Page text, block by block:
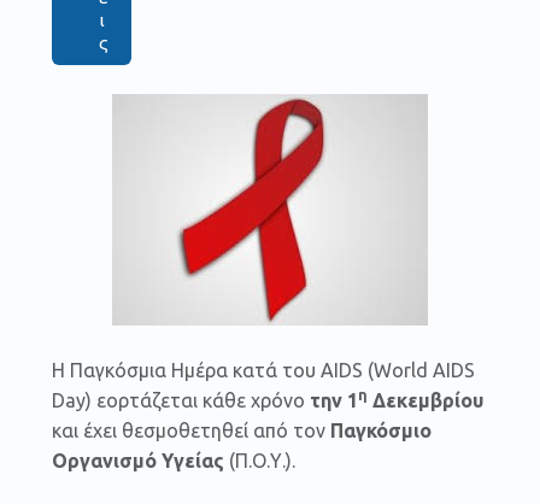
ι
ς
Η Παγκόσμια Ημέρα κατά του AIDS (World AIDS
Day) εορτάζεται κάθε χρόνο την 1 η Δεκεμβρίου
και έχει θεσμοθετηθεί από τον Παγκόσμιο
Οργανισμό Υγείας (Π.Ο.Υ.).